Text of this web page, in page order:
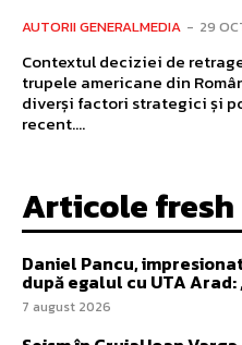
AUTORII GENERALMEDIA - 29
Contextul deciziei de
trupele americane din
diverși factori strategici și
recent....
Articole fresh
Daniel Pancu,
după egalul cu UTA Arad:
7 august 2026